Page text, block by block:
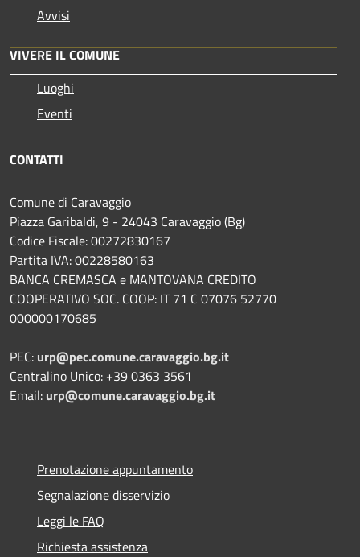
Avvisi
VIVERE IL COMUNE
Luoghi
Eventi
CONTATTI
Comune di Caravaggio
Piazza Garibaldi, 9 - 24043 Caravaggio (Bg)
Codice Fiscale: 00272830167
Partita IVA: 00228580163
BANCA CREMASCA e MANTOVANA CREDITO
COOPERATIVO SOC. COOP: IT 71 C 07076 52770
000000170685
PEC: urp@pec.comune.caravaggio.bg.it
Centralino Unico: +39 0363 3561
Email: urp@comune.caravaggio.bg.it
Prenotazione appuntamento
Segnalazione disservizio
Leggi le FAQ
Richiesta assistenza